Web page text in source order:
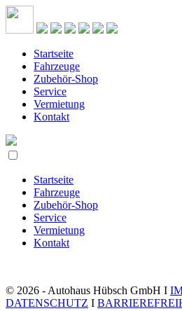
Startseite
Fahrzeuge
Zubehör-Shop
Service
Vermietung
Kontakt
Startseite
Fahrzeuge
Zubehör-Shop
Service
Vermietung
Kontakt
© 2026 - Autohaus Hübsch GmbH I
DATENSCHUTZ I